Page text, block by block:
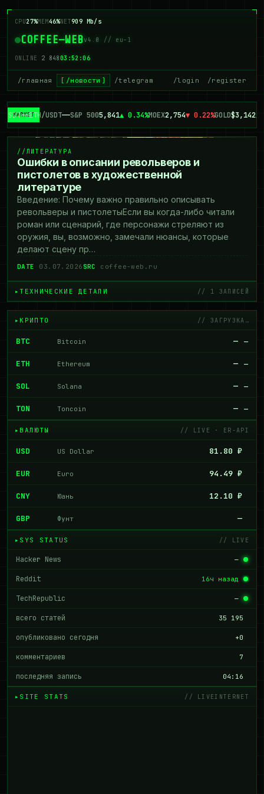
CPU25%MEM46%NET879 Mb/s
COFFEE—WEBv4.0 // eu-1
ONLINE 2 84903:52:07
/главная /новости /telegram /login /register
USDT——ETH/USDT——S&P 5005,841▲ 0.34%MOEX2,754▼ 0.22%GOLD$3,142▲
ЛИТЕРАТУРА
Ошибки в описании револьверов и
пистолетов в художественной
литературе
Введение: Почему важно правильно описывать
револьверы и пистолетыЕсли вы когда-либо читали
роман или сценарий, где персонажи стреляют из
оружия, вы, возможно, замечали нюансы, которые
делают сцену пр…
DATE 03.07.2026SRC coffee-web.ru
ТЕХНИЧЕСКИЕ ДЕТАЛИ // 1 ЗАПИСЕЙ
КРИПТО // ЗАГРУЗКА…
BTC Bitcoin — —
ETH Ethereum — —
SOL Solana — —
TON Toncoin — —
ВАЛЮТЫ // LIVE · ER-API
USD US Dollar 81.80 ₽
EUR Euro 94.49 ₽
CNY Юань 12.10 ₽
GBP Фунт —
SYS STATUS // LIVE
Hacker News —
Reddit 16ч назад
TechRepublic —
всего статей 35 195
опубликовано сегодня +0
комментариев 7
последняя запись 04:16
SITE STATS // LIVEINTERNET